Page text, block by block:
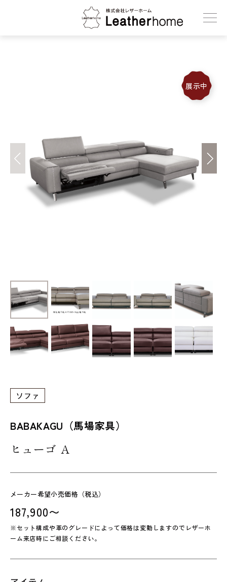
株式会社レザーホーム
展示中
ソファ
BABAKAGU（馬場家具）
ヒューゴ A
メーカー希望小売価格（税込）
187,900〜
※セット構成や革のグレードによって価格は変動しますのでレザーホ
ーム来店時にご相談ください。